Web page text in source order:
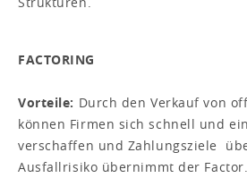
FACTORING
Vorteile: Durch den Verkauf von
können Firmen sich schnell und
verschaffen und Zahlungsziele
Ausfallrisiko übernimmt der